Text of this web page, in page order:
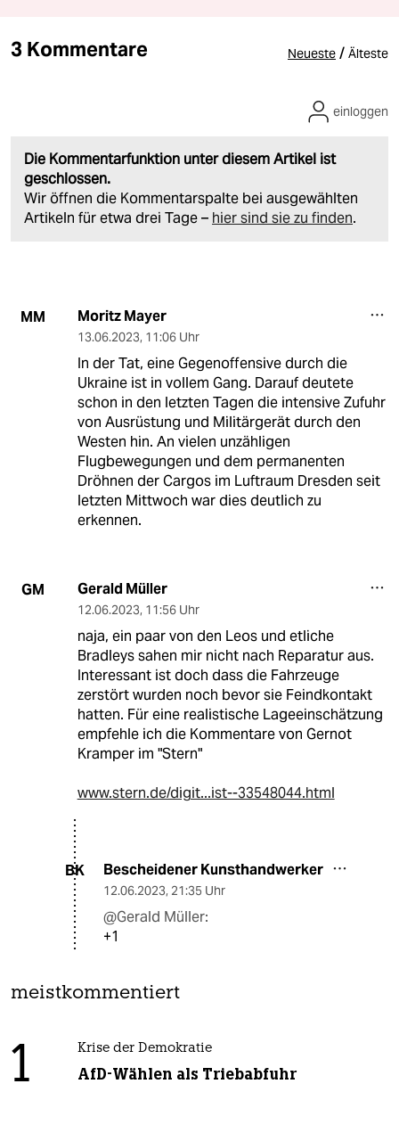
3 Kommentare Neueste / Älteste
Die Kommentarfunktion unter diesem Artikel ist
geschlossen.
Wir öffnen die Kommentarspalte bei ausgewählten
Artikeln für etwa drei Tage – hier sind sie zu finden.
einloggen
MM Moritz Mayer
13.06.2023, 11:06 Uhr
In der Tat, eine Gegenoffensive durch die
Ukraine ist in vollem Gang. Darauf deutete
schon in den letzten Tagen die intensive Zufuhr
von Ausrüstung und Militärgerät durch den
Westen hin. An vielen unzähligen
Flugbewegungen und dem permanenten
Dröhnen der Cargos im Luftraum Dresden seit
letzten Mittwoch war dies deutlich zu
erkennen.
GM Gerald Müller
12.06.2023, 11:56 Uhr
naja, ein paar von den Leos und etliche
Bradleys sahen mir nicht nach Reparatur aus.
Interessant ist doch dass die Fahrzeuge
zerstört wurden noch bevor sie Feindkontakt
hatten. Für eine realistische Lageeinschätzung
empfehle ich die Kommentare von Gernot
Kramper im "Stern"
www.stern.de/digit...ist--33548044.html
BK Bescheidener Kunsthandwerker
12.06.2023, 21:35 Uhr
@Gerald Müller:
+1
meistkommentiert
1 Krise der Demokratie
AfD-Wählen als Triebabfuhr